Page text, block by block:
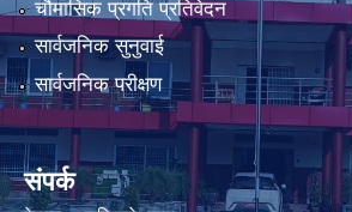
चौमासिक प्रगति प्रतिवेदन
सार्वजनिक सुनुवाई
सार्वजनिक परीक्षण
संपर्क